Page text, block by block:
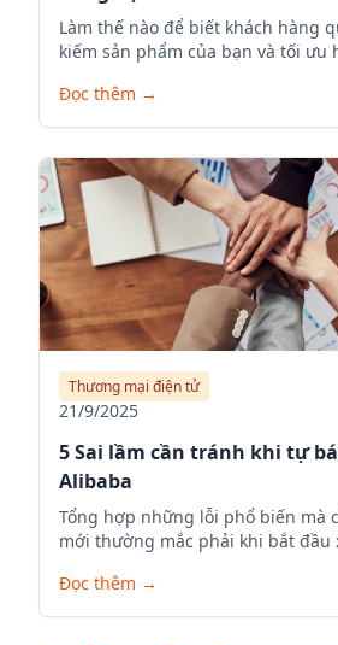
Làm thế nào để biết khách hàng
kiếm sản phẩm của bạn và tối ưu
Đọc thêm →
Thương mại điện tử
21/9/2025
5 Sai lầm cần tránh khi tự
Alibaba
Tổng hợp những lỗi phổ biến mà
mới thường mắc phải khi bắt đầu
Đọc thêm →